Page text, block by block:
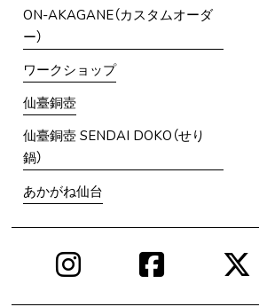
ON-AKAGANE（カスタムオーダ
ー）
ワークショップ
仙臺銅壺
仙臺銅壺 SENDAI DOKO（せり
鍋）
あかがね仙台
InstagramFacebook